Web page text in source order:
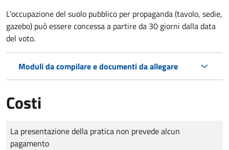
L'occupazione del suolo pubblico per propaganda (tavolo, sedie,
gazebo) può essere concessa a partire da 30 giorni dalla data
del voto.
Moduli da compilare e documenti da allegare
Costi
Tipo di pagamento
Importo
La presentazione della pratica non prevede alcun
pagamento